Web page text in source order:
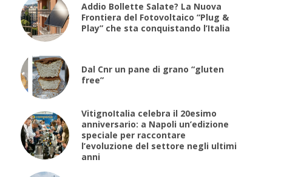
Addio Bollette Salate? La Nuova
Frontiera del Fotovoltaico “Plug &
Play” che sta conquistando l’Italia
Dal Cnr un pane di grano “gluten
free”
VitignoItalia celebra il 20esimo
anniversario: a Napoli un’edizione
speciale per raccontare
l’evoluzione del settore negli ultimi
anni